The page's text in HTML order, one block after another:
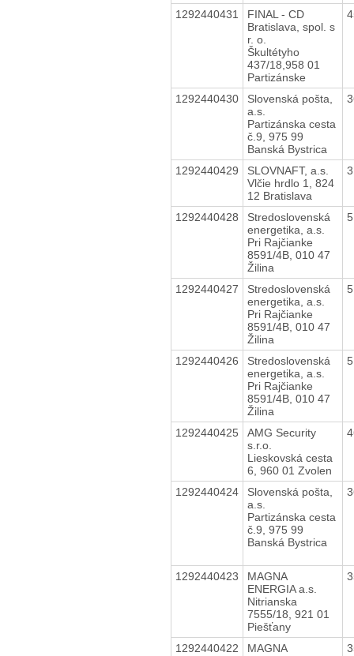
1292440431
FINAL - CD
Bratislava, spol. s
r. o.
Škultétyho
437/18,958 01
Partizánske
1292440430
Slovenská pošta,
a.s.
Partizánska cesta
č.9, 975 99
Banská Bystrica
1292440429
SLOVNAFT, a.s.
Vlčie hrdlo 1, 824
12 Bratislava
1292440428
Stredoslovenská
energetika, a.s.
Pri Rajčianke
8591/4B, 010 47
Žilina
1292440427
Stredoslovenská
energetika, a.s.
Pri Rajčianke
8591/4B, 010 47
Žilina
1292440426
Stredoslovenská
energetika, a.s.
Pri Rajčianke
8591/4B, 010 47
Žilina
1292440425
AMG Security
s.r.o.
Lieskovská cesta
6, 960 01 Zvolen
1292440424
Slovenská pošta,
a.s.
Partizánska cesta
č.9, 975 99
Banská Bystrica
1292440423
MAGNA
ENERGIA a.s.
Nitrianska
7555/18, 921 01
Piešťany
1292440422
MAGNA